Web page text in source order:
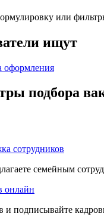
или
ищут
оформления
подбора
сотрудников
семейным
онлайн
и подписывайте